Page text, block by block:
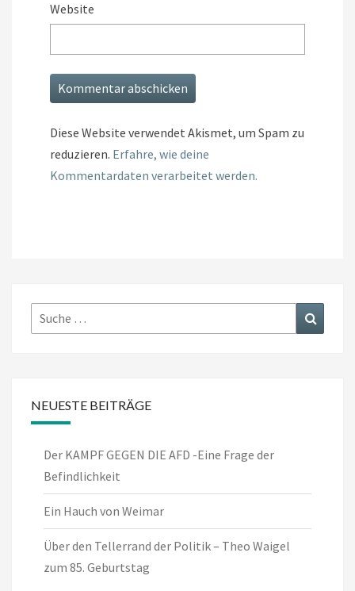
Website
Diese Website verwendet Akismet, um Spam zu
reduzieren. Erfahre, wie deine
Kommentardaten verarbeitet werden.
Suche
nach:
NEUESTE BEITRÄGE
Der KAMPF GEGEN DIE AFD -Eine Frage der
Befindlichkeit
Ein Hauch von Weimar
Über den Tellerrand der Politik – Theo Waigel
zum 85. Geburtstag